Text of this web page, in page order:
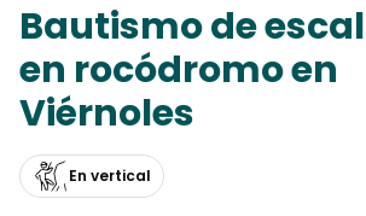
Bautismo de
en rocódromo en
Viérnoles
En vertical